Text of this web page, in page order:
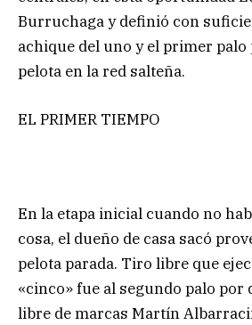
Burruchaga y definió con
achique del uno y el primer palo
pelota en la red salteña.
EL PRIMER TIEMPO
En la etapa inicial cuando no
cosa, el dueño de casa sacó
pelota parada. Tiro libre que
«cinco» fue al segundo palo por
libre de marcas Martín